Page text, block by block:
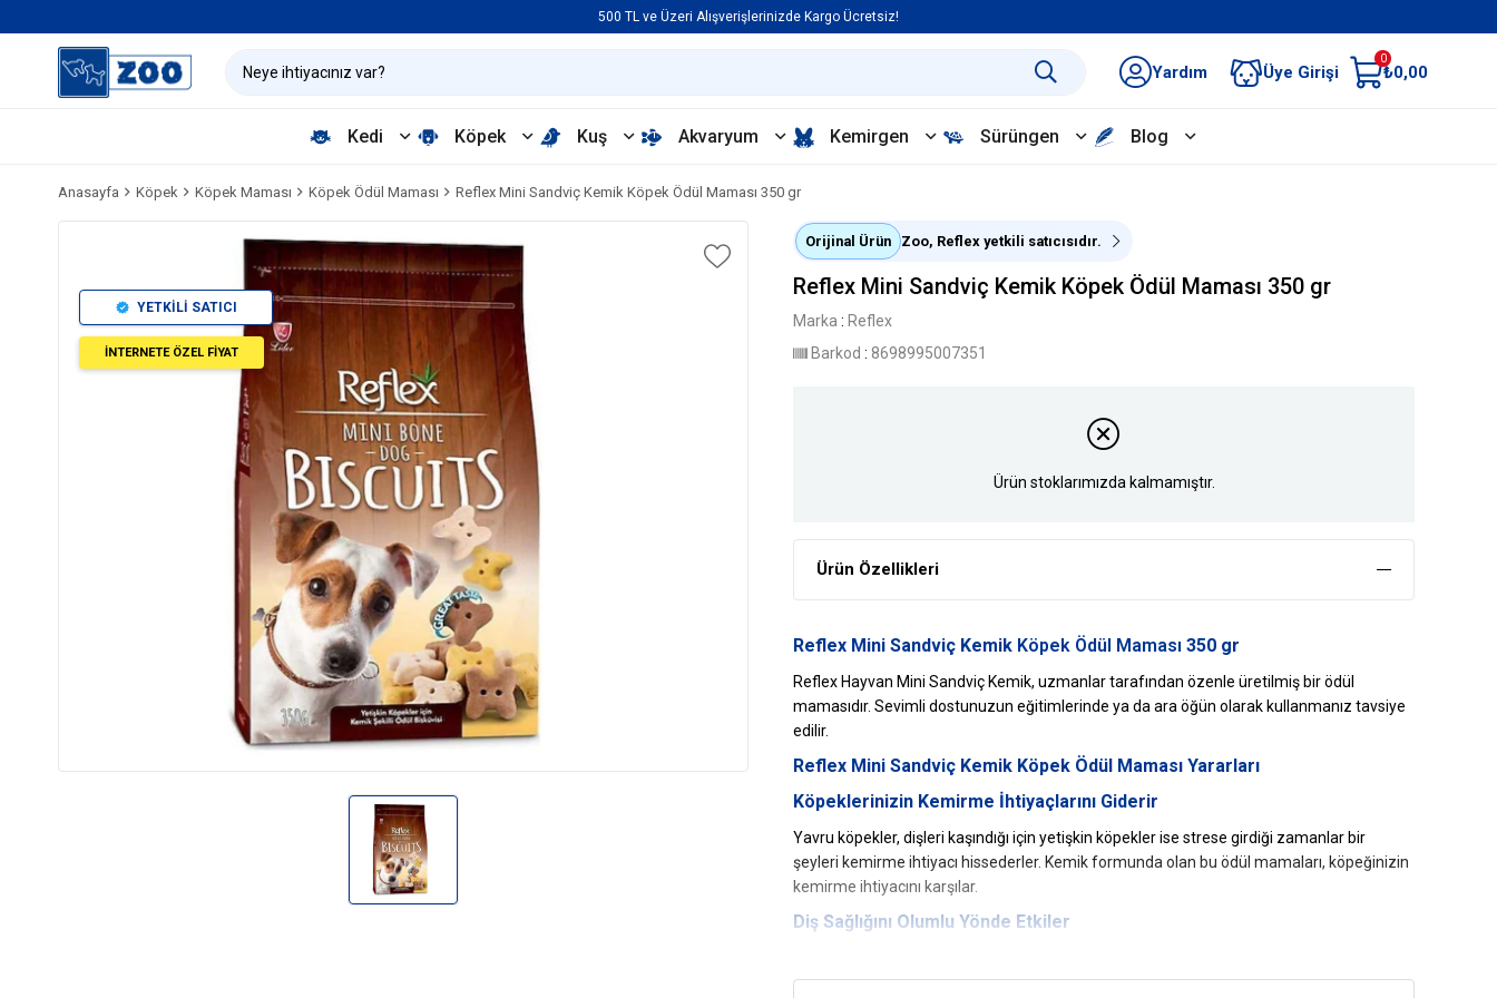
500 TL ve Üzeri Alışverişlerinizde Kargo Ücretsiz!
Yardım Üye Girişi
0
₺0,00
Kedi Köpek Kuş Akvaryum Kemirgen Sürüngen Blog
Anasayfa Köpek Köpek Maması Köpek Ödül Maması Reflex Mini Sandviç Kemik Köpek Ödül Maması 350 gr
YETKİLİ SATICI
İNTERNETE ÖZEL FİYAT
Orijinal Ürün Zoo, Reflex yetkili satıcısıdır.
Reflex Mini Sandviç Kemik Köpek Ödül Maması 350 gr
Marka : Reflex
Barkod : 8698995007351
Ürün stoklarımızda kalmamıştır.
Ürün Özellikleri
Reflex Mini Sandviç Kemik Köpek Ödül Maması 350 gr
Reflex Hayvan Mini Sandviç Kemik, uzmanlar tarafından özenle üretilmiş bir ödül
mamasıdır. Sevimli dostunuzun eğitimlerinde ya da ara öğün olarak kullanmanız tavsiye
edilir.
Reflex Mini Sandviç Kemik Köpek Ödül Maması Yararları
Köpeklerinizin Kemirme İhtiyaçlarını Giderir
Yavru köpekler, dişleri kaşındığı için yetişkin köpekler ise strese girdiği zamanlar bir
şeyleri kemirme ihtiyacı hissederler. Kemik formunda olan bu ödül mamaları, köpeğinizin
kemirme ihtiyacını karşılar.
Diş Sağlığını Olumlu Yönde Etkiler